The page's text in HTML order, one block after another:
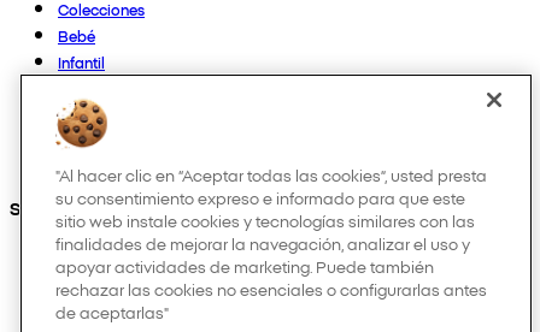
Colecciones
Bebé
Infantil
Mujer
Hombre
Otros
Síguenos en:
"Al hacer clic en “Aceptar todas las cookies”, usted presta
su consentimiento expreso e informado para que este
sitio web instale cookies y tecnologías similares con las
finalidades de mejorar la navegación, analizar el uso y
apoyar actividades de marketing. Puede también
rechazar las cookies no esenciales o configurarlas antes
de aceptarlas"